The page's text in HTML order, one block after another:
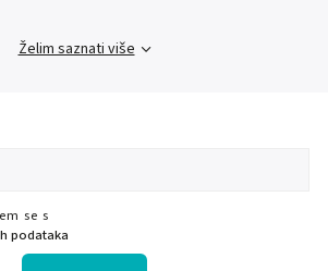
Želim saznati više
se s
podataka